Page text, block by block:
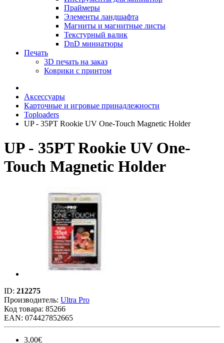
Праймеры
Элементы ландшафта
Магниты и магнитные листы
Текстурный валик
DnD миниатюры
Печать
3D печать на заказ
Коврики с принтом
Аксессуары
Карточные и игровые принадлежности
Toploaders
UP - 35PT Rookie UV One-Touch Magnetic Holder
UP - 35PT Rookie UV One-
Touch Magnetic Holder
ID: 212275
Производитель: Ultra Pro
Код товара: 85266
EAN: 074427852665
3,00€